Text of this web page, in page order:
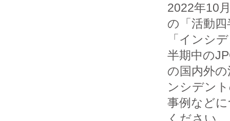
2022年10
の「活動
「インシ
半期中の
の国内外
ンシデン
事例など